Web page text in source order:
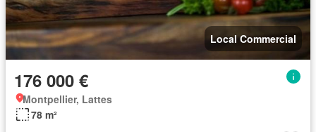
Local Commercial
176 000 €
Montpellier, Lattes
78 m²